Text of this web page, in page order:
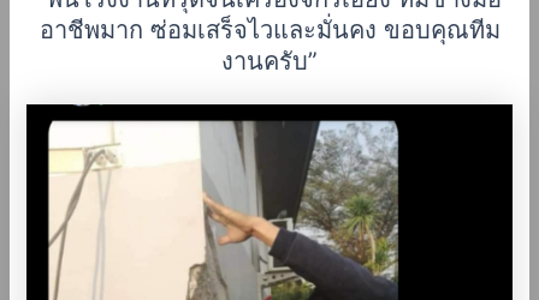
อาชีพมาก ซ่อมเสร็จไวและมั่นคง ขอบคุณทีม
งานครับ”